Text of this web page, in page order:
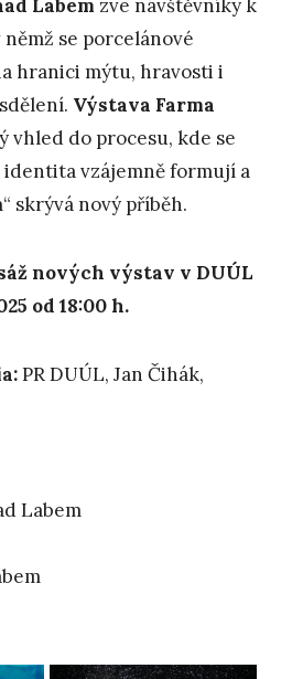
Labem zve návštěvníky k
se porcelánové
hranici mýtu, hravosti i
Výstava Farma
vhled do procesu, kde se
vzájemně formují a
skrývá nový příběh.
nových výstav v DUÚL
od 18:00h.
PR DUÚL, Jan Čihák,
Labem